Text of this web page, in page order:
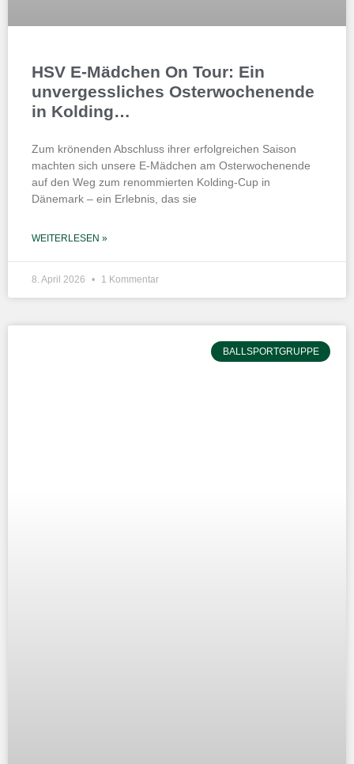
HSV E-Mädchen On Tour: Ein
unvergessliches Osterwochenende
in Kolding…
Zum krönenden Abschluss ihrer erfolgreichen Saison
machten sich unsere E-Mädchen am Osterwochenende
auf den Weg zum renommierten Kolding-Cup in
Dänemark – ein Erlebnis, das sie
WEITERLESEN »
8. April 2026 1 Kommentar
BALLSPORTGRUPPE